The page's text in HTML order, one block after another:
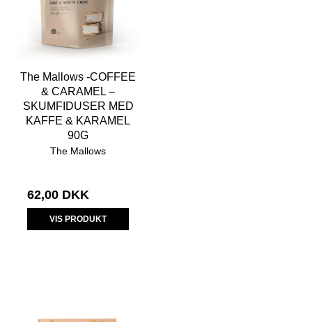
The Mallows -COFFEE
& CARAMEL –
SKUMFIDUSER MED
KAFFE & KARAMEL
90G
The Mallows
62,00 DKK
VIS PRODUKT